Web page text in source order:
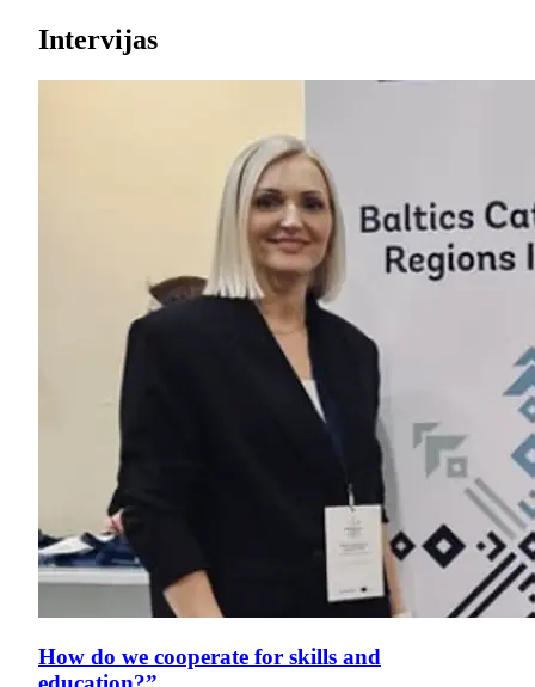
Intervijas
How do we cooperate for skills and